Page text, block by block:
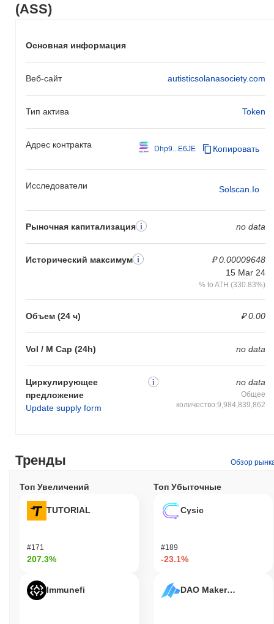
(ASS)
Основная информация
Веб-сайт autisticsolanasociety.com
Тип актива Token
Адрес контракта Dhp9...E6JE Копировать
Исследователи Solscan.io
Рыночная капитализация no data
Исторический максимум
₽ 0.00009648
15 Mar 24
% to ATH (330.83%)
Объем (24 ч) ₽ 0.00
Vol / M Cap (24h) no data
Циркулирующее
предложение
Update supply form
no data
Общее
количество:9,984,839,862
Тренды Обзор
Топ Увеличений
TUTORIAL
#171
207.3%
Immunefi
Топ Убыточные
Cysic
#189
-23.1%
DAO Maker Token